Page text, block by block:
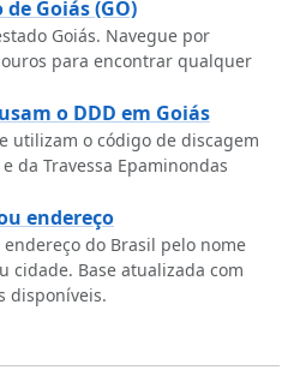
Goiás (GO)
Goiás. Navegue por
para encontrar qualquer
o DDD em Goiás
utilizam o código de discagem
da Travessa Epaminondas
endereço
do Brasil pelo nome
cidade. Base atualizada com
disponíveis.